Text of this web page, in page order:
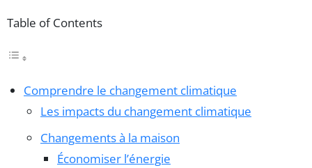
Table of Contents
Comprendre le changement climatique
Les impacts du changement climatique
Changements à la maison
Économiser l’énergie